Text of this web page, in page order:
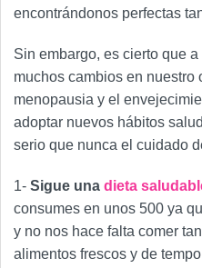
encontrándonos perfectas
Sin embargo, es cierto que
muchos cambios en nuestro
menopausia y el
adoptar nuevos hábitos
serio que nunca el cuidado
1- Sigue una dieta
consumes en unos 500 ya
y no nos hace falta comer
alimentos frescos y de